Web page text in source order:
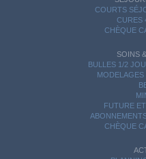
COURTS
CURES
CHÈQUE
SOINS
BULLES 1/2
FUTURE
CHÈQUE